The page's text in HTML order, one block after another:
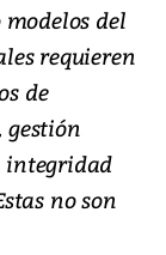
del
requieren
de
gestión
integridad
no son